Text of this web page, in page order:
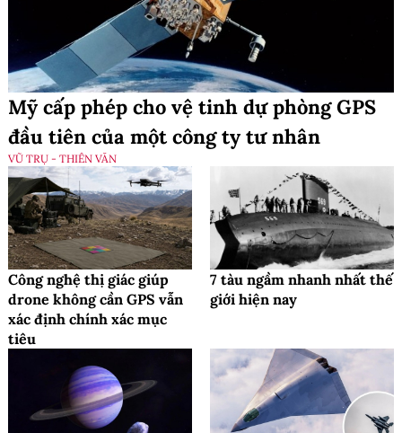
Mỹ cấp phép cho vệ tinh dự phòng GPS
đầu tiên của một công ty tư nhân
VŨ TRỤ - THIÊN VĂN
Công nghệ thị giác giúp
drone không cần GPS vẫn
xác định chính xác mục
tiêu
7 tàu ngầm nhanh nhất thế
giới hiện nay